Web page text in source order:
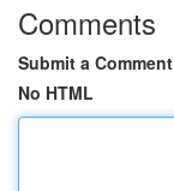
Comments
Submit a Comment
No HTML